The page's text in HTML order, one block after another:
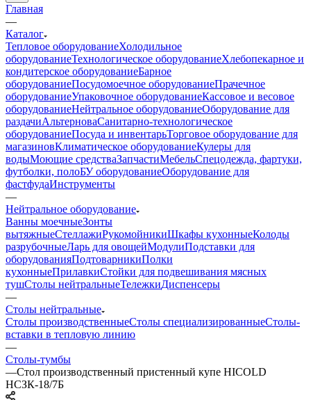
Главная
—
Каталог
Тепловое оборудованиеХолодильное
оборудованиеТехнологическое оборудованиеХлебопекарное и
кондитерское оборудованиеБарное
оборудованиеПосудомоечное оборудованиеПрачечное
оборудованиеУпаковочное оборудованиеКассовое и весовое
оборудованиеНейтральное оборудованиеОборудование для
раздачиАльтерноваСанитарно-технологическое
оборудованиеПосуда и инвентарьТорговое оборудование для
магазиновКлиматическое оборудованиеКулеры для
водыМоющие средстваЗапчастиМебельСпецодежда, фартуки,
футболки, полоБУ оборудованиеОборудование для
фастфудаИнструменты
—
Нейтральное оборудование
Ванны моечныеЗонты
вытяжныеСтеллажиРукомойникиШкафы кухонныеКолоды
разрубочныеЛарь для овощейМодулиПодставки для
оборудованияПодтоварникиПолки
кухонныеПрилавкиСтойки для подвешивания мясных
тушСтолы нейтральныеТележкиДиспенсеры
—
Столы нейтральные
Столы производственныеСтолы специализированныеСтолы-
вставки в тепловую линию
—
Столы-тумбы
—Стол производственный пристенный купе HICOLD
НСЗК-18/7Б